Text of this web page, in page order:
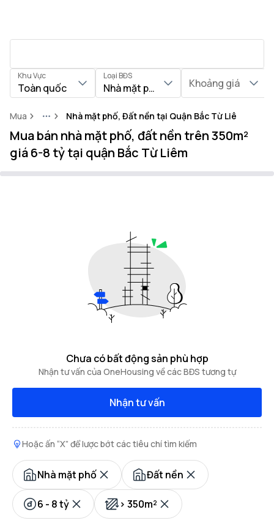
Khu Vực
Toàn quốc
Loại BĐS
Nhà mặt phố, Đất nềnKhoảng giá
Mua MoreNhà mặt phố, Đất nền tại Quận Bắc Từ Liêm
Mua bán nhà mặt phố, đất nền trên 350m²
giá 6-8 tỷ tại quận Bắc Từ Liêm
Chưa có bất động sản phù hợp
Nhận tư vấn của OneHousing về các BĐS tương tự
Nhận tư vấn
Hoặc ấn “X” để lược bớt các tiêu chí tìm kiếm
Nhà mặt phố Đất nền
6 - 8 tỷ > 350m²